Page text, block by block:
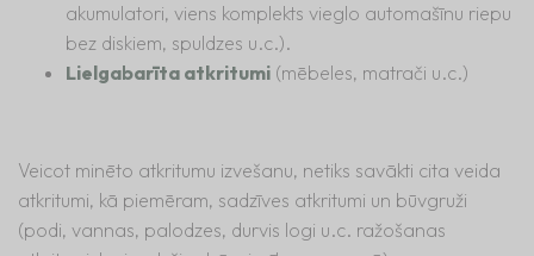
akumulatori, viens komplekts vieglo automašīnu riepu
bez diskiem, spuldzes u.c.).
Lielgabarīta atkritumi (mēbeles, matrači u.c.)
Veicot minēto atkritumu izvešanu, netiks savākti cita veida
atkritumi, kā piemēram, sadzīves atkritumi un būvgruži
(podi, vannas, palodzes, durvis logi u.c. ražošanas